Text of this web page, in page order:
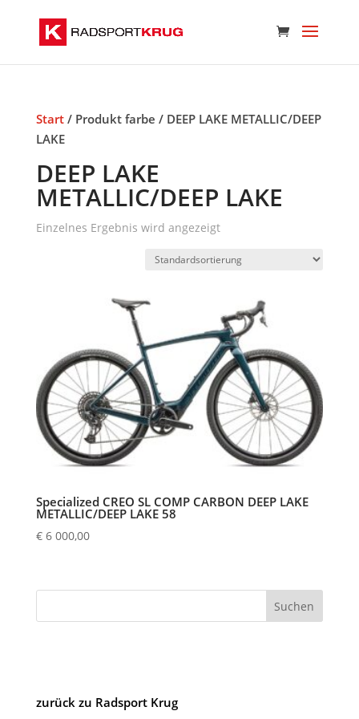
Start/ Produkt farbe / DEEP LAKE METALLIC/DEEP
LAKE
DEEP LAKE
METALLIC/DEEP LAKE
Einzelnes Ergebnis wird angezeigt
Specialized CREO SL COMP CARBON DEEP LAKE
METALLIC/DEEP LAKE 58
€6 000,00
Suchen
zurück zu Radsport Krug